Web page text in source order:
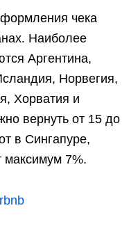
чека
Наиболее
Аргентина,
Норвегия,
Хорватия и
вернуть от 15 до
в Сингапуре,
7%.